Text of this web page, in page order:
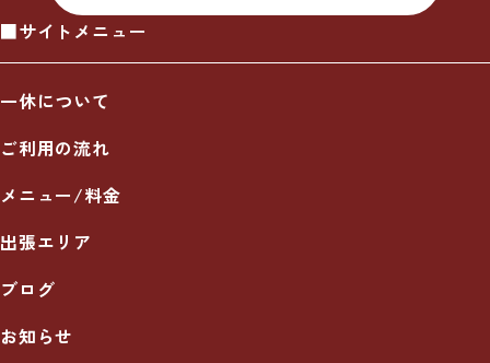
■サイトメニュー
一休について
ご利用の流れ
メニュー/料金
出張エリア
ブログ
お知らせ